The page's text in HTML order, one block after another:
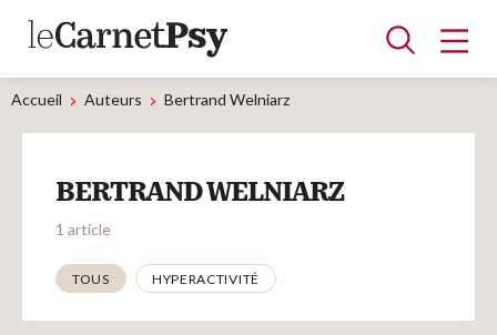
Articles
A la une
Adolescence
Dispositif
Enfance
Périnatalité
Psychanalyse
Psychopathologie
Soin
Dossiers
Accueil Auteurs Bertrand Welniarz
BERTRAND WELNIARZ
1 article
Thématiques
TOUS HYPERACTIVITÉ